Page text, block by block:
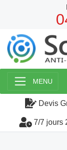
MENU
Devis
7/7 jours